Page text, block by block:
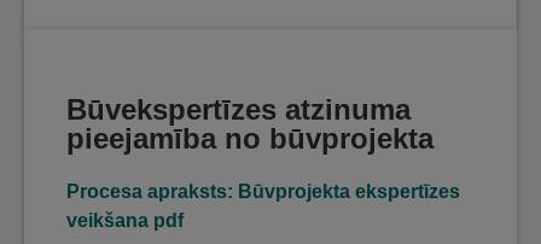
Būvekspertīzes atzinuma
pieejamība no būvprojekta
Procesa apraksts: Būvprojekta ekspertīzes
veikšana pdf